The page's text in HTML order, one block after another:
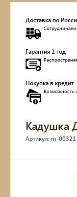
Обувницы
Комоды,
Столы
Мебель с
Дубовые
Детские
Доставка по
Гарантия 1 год
Покупка в кредит
Возможность
Кадушка
Артикул: m-00321